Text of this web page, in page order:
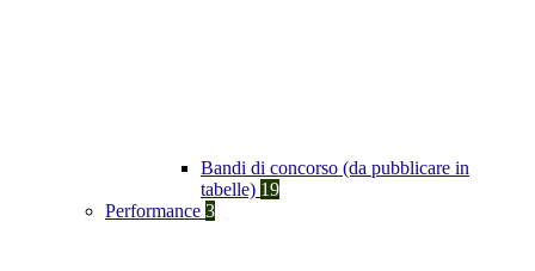
Bandi di concorso (da pubblicare in
tabelle) 19
Performance 3